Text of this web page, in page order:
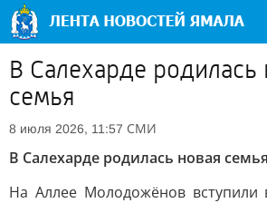
В Салехарде родилась
семья
8 июля 2026, 11:57 СМИ
В Салехарде родилась новая семья
На Аллее Молодожёнов вступили